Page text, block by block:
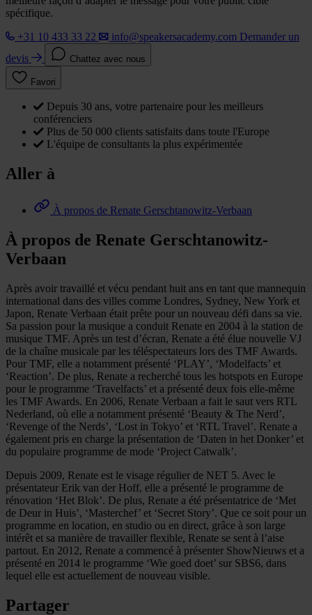
spécifique.
+31 10 433 33 22
info@speakersacademy.com Demander un
devis
Chattez avec nous
Favori
Depuis 30 ans, votre partenaire pour les meilleurs
conférenciers
Plus de 50 000 clients satisfaits dans toute l'Europe
L'équipe de consultants la plus expérimentée
Aller à
À propos de Renate Gerschtanowitz-Verbaan
À propos de Renate Gerschtanowitz-
Verbaan
Après avoir travaillé et vécu pendant huit ans en tant que mannequin
international dans des villes comme Londres, Sydney, New York et
Japon, Renate Verbaan était prête pour un nouveau défi dans sa vie.
Sa passion pour la musique a conduit Renate en 2004 à la station de
musique TMF. Après un test d’écran, Renate a été élue nouvelle VJ
de la chaîne musicale par les téléspectateurs lors des TMF Awards.
Pour TMF, elle a notamment présenté ‘PLAY’, ‘Modelfacts’ et
‘Reaction’. De plus, Renate a recherché tous les hotspots en Europe
pour le programme ‘Travelfacts’ et a présenté deux fois elle-même
les TMF Awards. En 2006, Renate Verbaan a fait le saut vers RTL
Nederland, où elle a notamment présenté ‘Beauty & The Nerd’,
‘Revenge of the Nerds’, ‘Lost in Tokyo’ et ‘RTL Travel’. Renate a
également pris en charge la présentation de ‘Daten in het Donker’ et
du populaire programme de mode ‘Project Catwalk’.
Depuis 2009, Renate est le visage régulier de NET 5. Avec le
présentateur Erik van der Hoff, elle a présenté le programme de
rénovation ‘Het Blok’. De plus, Renate a été présentatrice de ‘Met
de Deur in Huis’, ‘Masterchef’ et ‘Secret Story’. Que ce soit pour un
programme en location, en studio ou en direct, grâce à son large
intérêt et sa manière de travailler flexible, Renate se sent à l’aise
partout. En 2012, Renate a commencé à présenter ShowNieuws et a
présenté en 2014 le programme ‘Wie goed doet’ sur SBS6, dans
lequel elle est actuellement de nouveau visible.
Partager